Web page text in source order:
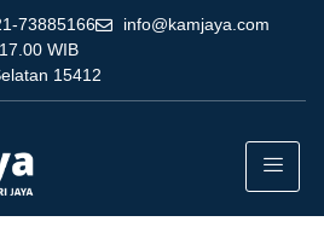
73885166
info@kamjaya.com
WIB
15412
jakarta